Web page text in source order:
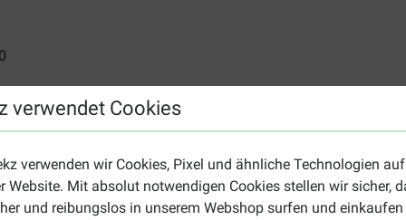
verwendet Cookies
verwenden wir Cookies, Pixel und ähnliche Technologien auf
Website. Mit absolut notwendigen Cookies stellen wir sicher,
und reibungslos in unserem Webshop surfen und einkaufen